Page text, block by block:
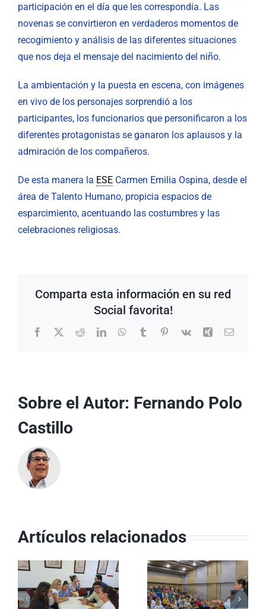
participación en el día que les correspondía. Las
novenas se convirtieron en verdaderos momentos de
recogimiento y análisis de las diferentes situaciones
que nos deja el mensaje del nacimiento del niño.
La ambientación y la puesta en escena, con imágenes
en vivo de los personajes sorprendió a los
participantes, los funcionarios que personificaron a los
diferentes protagonistas se ganaron los aplausos y la
admiración de los compañeros.
De esta manera la ESE Carmen Emilia Ospina, desde el
área de Talento Humano, propicia espacios de
esparcimiento, acentuando las costumbres y las
celebraciones religiosas.
Comparta esta información en su red
Social favorita!
Facebook
X RedditLinkedInWhatsApp
TumblrPinterest
Vk Xing Correo
Sobre el Autor: Fernando Polo
Castillo
Artículos relacionados
Equipos
Básicos de
Salud
ESE Carmen
Emilia Ospina
conmemoró el